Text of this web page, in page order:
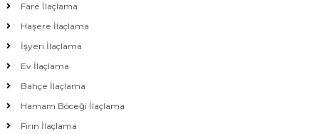
Fare İlaçlama
Haşere İlaçlama
İşyeri İlaçlama
Ev İlaçlama
Bahçe İlaçlama
Hamam Böceği İlaçlama
Fırın İlaçlama